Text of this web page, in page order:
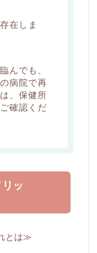
在しま
んでも、
病院で再
、保健所
確認くだ
ッ
とは≫